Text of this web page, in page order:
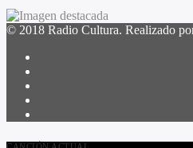
© 2018 Radio Cultura. Realizado